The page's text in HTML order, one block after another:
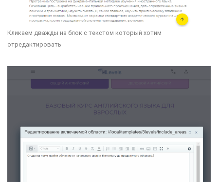
Кликаем дважды на блок с текстом который хотим
отредактировать